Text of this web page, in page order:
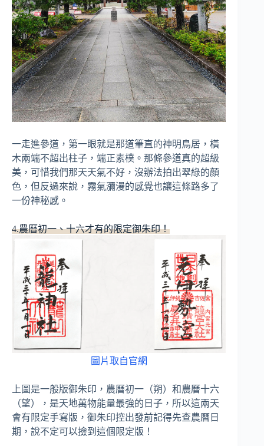
一走進參道，第一眼就是那道筆直的神明鳥居，橫
木兩端不超出柱子，端正素樸。那條參道真的超級
美，可惜我們那天天氣不好，沒辦法拍出翠綠的顏
色，但反過來說，霧氣瀰漫的感覺也讓這條路多了
一份神秘感。
4.農曆初一、十六才有的限定御朱印！
圖片取自官網
上圖是一般版御朱印，農曆初一（朔）和農曆十六
（望），是天地萬物能量最強的日子，所以這兩天
會有限定手寫版，御朱印控出發前記得先查農曆日
期，說不定可以撿到這個限定版！